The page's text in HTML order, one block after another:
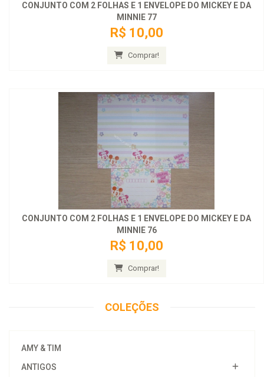
CONJUNTO COM 2 FOLHAS E 1 ENVELOPE DO MICKEY E DA
MINNIE 77
R$ 10,00
Comprar!
CONJUNTO COM 2 FOLHAS E 1 ENVELOPE DO MICKEY E DA
MINNIE 76
R$ 10,00
Comprar!
COLEÇÕES
AMY & TIM
ANTIGOS